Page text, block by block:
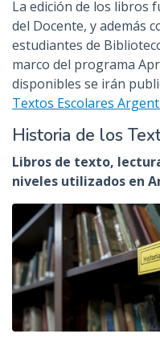
La edición de los libros
del Docente, y además
estudiantes de
marco del programa
disponibles se irán
Textos Escolares
Historia de los
Libros de texto,
niveles utilizados en